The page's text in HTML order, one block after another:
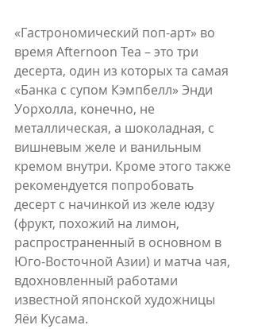
«Гастрономический поп-арт» во
время Afternoon Tea – это три
десерта, один из которых та самая
«Банка с супом Кэмпбелл» Энди
Уорхолла, конечно, не
металлическая, а шоколадная, с
вишневым желе и ванильным
кремом внутри. Кроме этого также
рекомендуется попробовать
десерт с начинкой из желе юдзу
(фрукт, похожий на лимон,
распространенный в основном в
Юго-Восточной Азии) и матча чая,
вдохновленный работами
известной японской художницы
Яёи Кусама.